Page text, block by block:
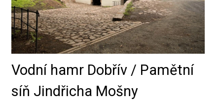
Vodní hamr Dobřív / Pamětní
síň Jindřicha Mošny